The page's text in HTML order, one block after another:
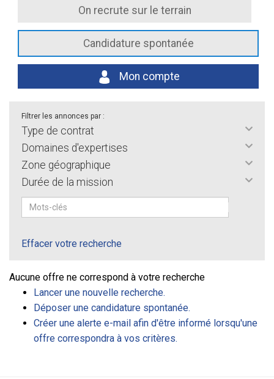
On recrute sur le terrain
Candidature spontanée
Mon compte
Filtrer les annonces par :
Type de contrat
Domaines d'expertises
Zone géographique
Durée de la mission
Effacer votre recherche
Aucune offre ne correspond à votre recherche
Lancer une nouvelle recherche.
Déposer une candidature spontanée.
Créer une alerte e-mail afin d'être informé lorsqu'une
offre correspondra à vos critères.